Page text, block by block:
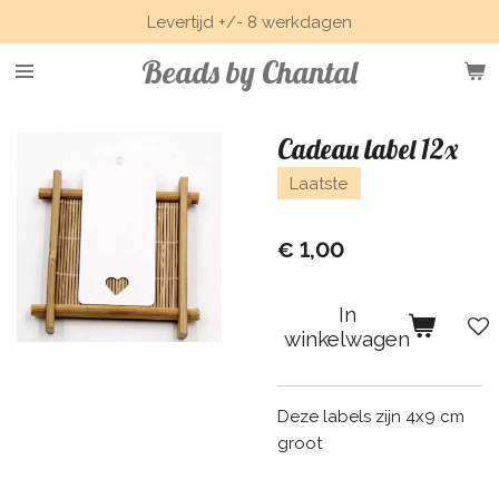
direct
naar
Beads by Chantal
Levertijd +/- 8 werkdagen
Cadeau label 12x
Laatste
€ 1,00
In
winkelwagen
Deze labels zijn 4x9 cm
groot